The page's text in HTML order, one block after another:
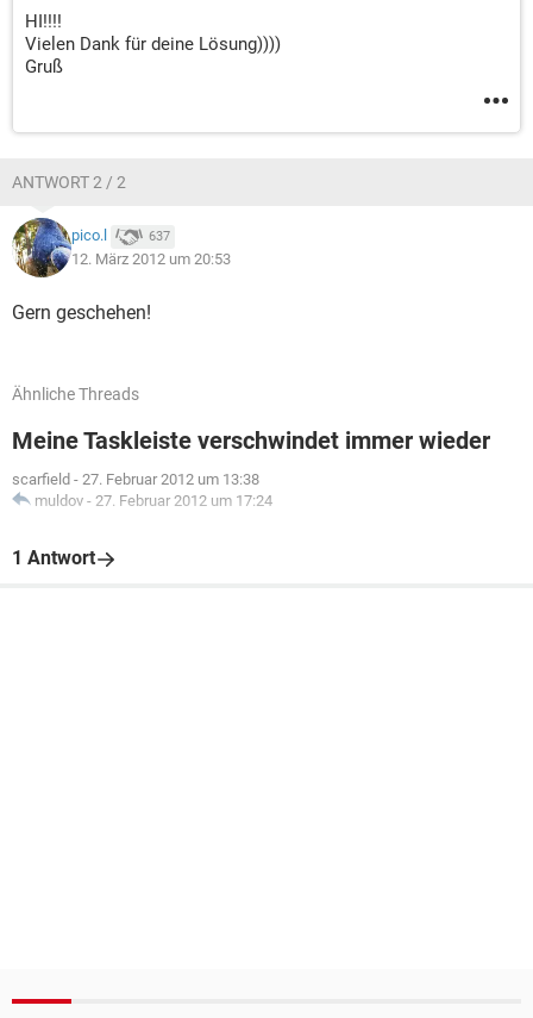
HI!!!!
Vielen Dank für deine Lösung))))
Gruß
ANTWORT 2 / 2
pico.l 637
12. März 2012 um 20:53
Gern geschehen!
Ähnliche Threads
Meine Taskleiste verschwindet immer wieder
scarfield - 27. Februar 2012 um 13:38
muldov - 27. Februar 2012 um 17:24
1 Antwort